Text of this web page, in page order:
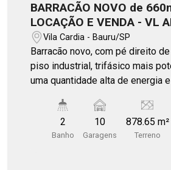
BARRACÃO NOVO de
LOCAÇÃO E VENDA - VL
BAURU
Vila Cardia - Bauru/SP
Barracão novo, com pé direito
piso industrial, trifásico mais
uma quantidade alta de energia
painel Strel frame PIR. Com
atividades comercial e
oportunidade multi uso de
2
Banho
10
Garagens
878.65 m²
Terreno